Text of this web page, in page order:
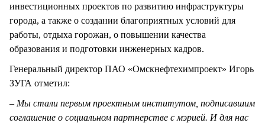
инвестиционных проектов по развитию инфраструктуры
города, а также о создании благоприятных условий для
работы, отдыха горожан, о повышении качества
образования и подготовки инженерных кадров.
Генеральный директор ПАО «Омскнефтехимпроект» Игорь
ЗУГА отметил:
– Мы стали первым проектным институтом, подписавшим
соглашение о социальном партнерстве с мэрией. И для нас